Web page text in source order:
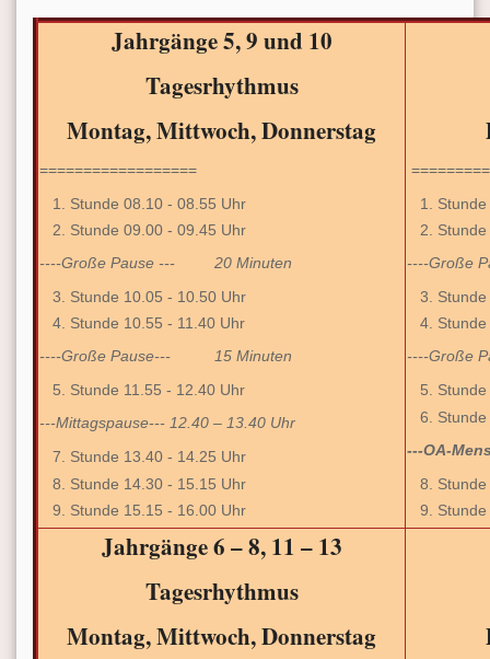
Jahrgänge 5, 9 und 10
Tagesrhythmus
Montag, Mittwoch, Donnerstag
==================
Stunde 08.10 - 08.55 Uhr
Stunde 09.00 - 09.45 Uhr
----Große Pause --- 20 Minuten
Stunde 10.05 - 10.50 Uhr
Stunde 10.55 - 11.40 Uhr
----Große Pause--- 15 Minuten
Stunde 11.55 - 12.40 Uhr
---Mittagspause--- 12.40 – 13.40 Uhr
Stunde 13.40 - 14.25 Uhr
Stunde 14.30 - 15.15 Uhr
Stunde 15.15 - 16.00 Uhr
----Große
----Große
---OA-
Jahrgänge 6 – 8, 11 – 13
Tagesrhythmus
Montag, Mittwoch, Donnerstag